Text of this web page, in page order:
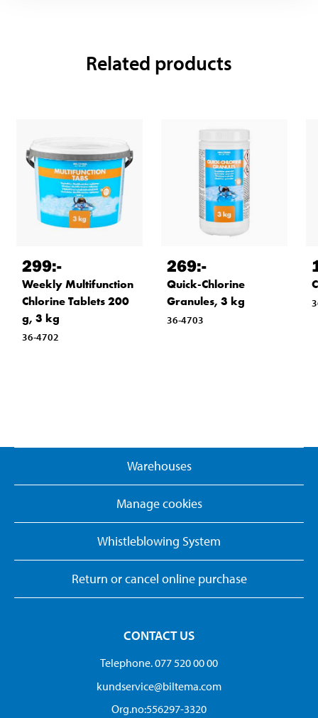
Related products
299:-
Weekly Multifunction
Chlorine Tablets 200
g, 3 kg
36-4702
269:-
Quick-Chlorine
Granules, 3 kg
36-4703
Warehouses
Manage cookies
Whistleblowing System
Return or cancel online purchase
CONTACT US
Telephone. 077 520 00 00
kundservice@biltema.com
Org.no:556297-3320